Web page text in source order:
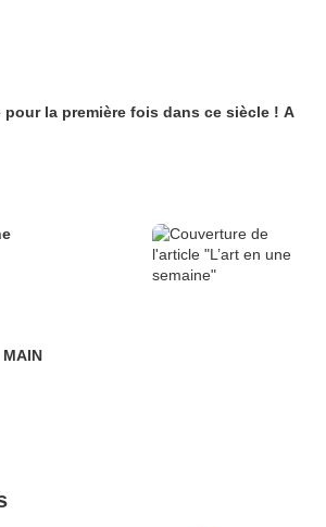
la première fois dans ce siècle ! A